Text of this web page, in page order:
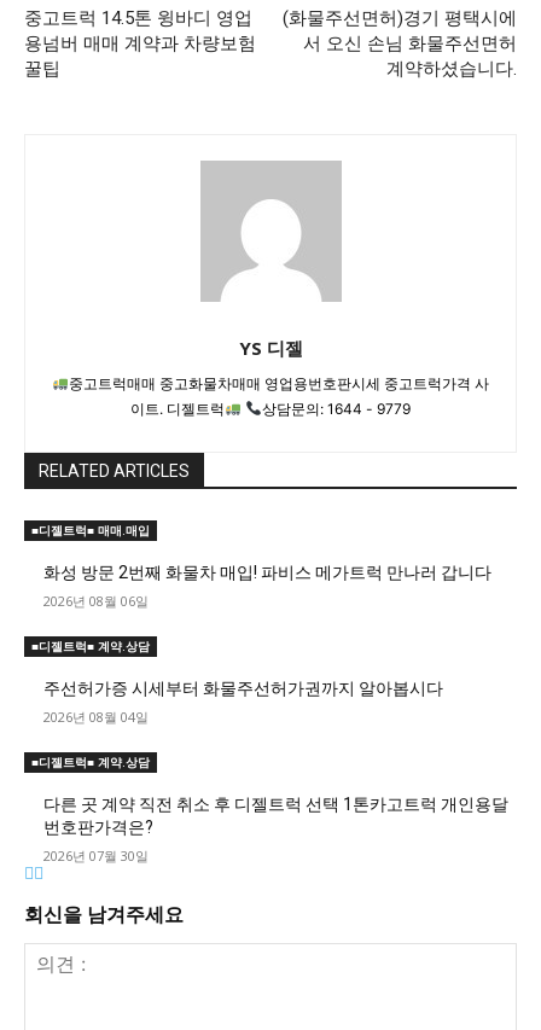
중고트럭 14.5톤 윙바디 영업
용넘버 매매 계약과 차량보험
꿀팁
(화물주선면허)경기 평택시에
서 오신 손님 화물주선면허
계약하셨습니다.
YS 디젤
중고트럭매매 중고화물차매매 영업용번호판시세 중고트럭가격 사
이트. 디젤트럭
상담문의: 1644 - 9779
RELATED ARTICLES
■디젤트럭■ 매매.매입
화성 방문 2번째 화물차 매입! 파비스 메가트럭 만나러 갑니다
2026년 08월 06일
■디젤트럭■ 계약.상담
주선허가증 시세부터 화물주선허가권까지 알아봅시다
2026년 08월 04일
■디젤트럭■ 계약.상담
다른 곳 계약 직전 취소 후 디젤트럭 선택 1톤카고트럭 개인용달
번호판가격은?
2026년 07월 30일
회신을 남겨주세요